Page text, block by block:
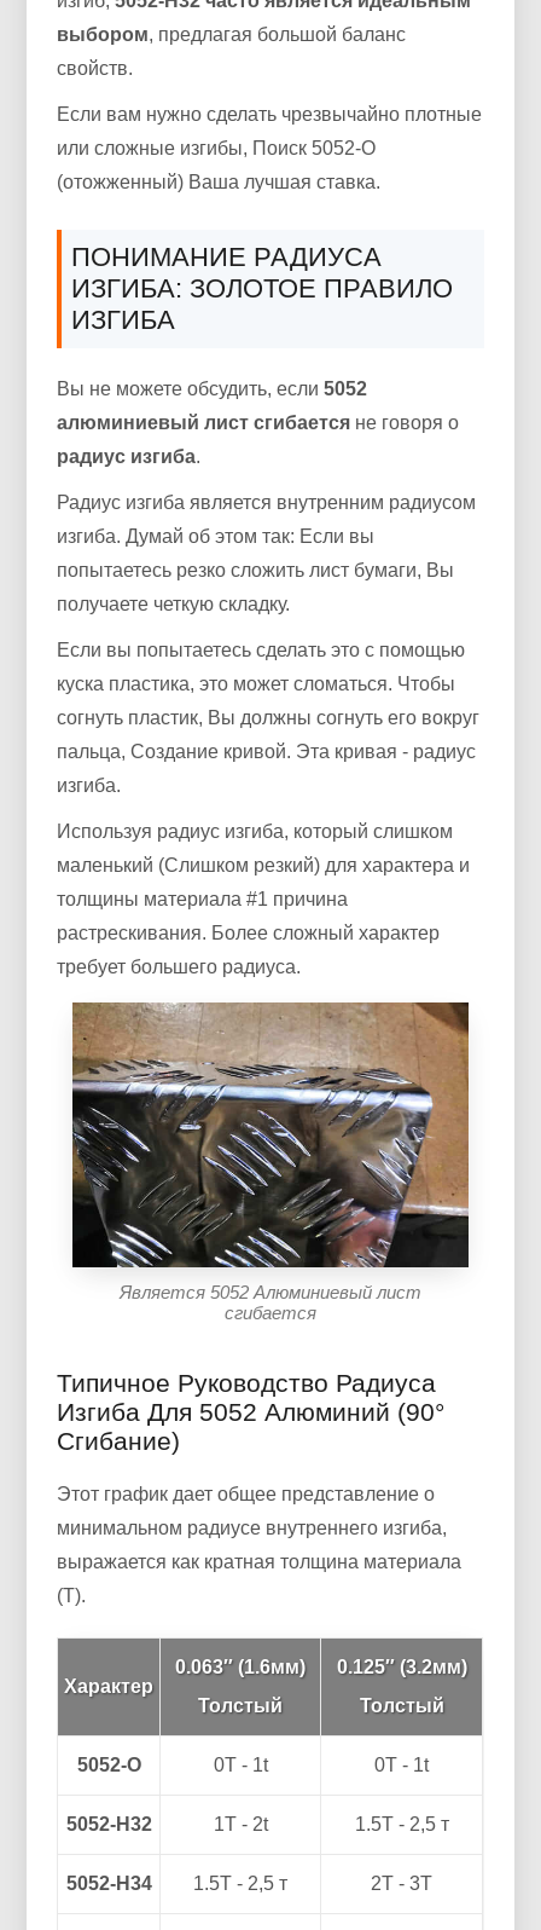
выбором, предлагая большой баланс
свойств.
Если вам нужно сделать чрезвычайно плотные
или сложные изгибы, Поиск 5052-O
(отожженный) Ваша лучшая ставка.
ПОНИМАНИЕ РАДИУСА
ИЗГИБА: ЗОЛОТОЕ ПРАВИЛО
ИЗГИБА
Вы не можете обсудить, если5052
алюминиевый лист сгибается не говоря о
радиус изгиба.
Радиус изгиба является внутренним радиусом
изгиба. Думай об этом так: Если вы
попытаетесь резко сложить лист бумаги, Вы
получаете четкую складку.
Если вы попытаетесь сделать это с помощью
куска пластика, это может сломаться. Чтобы
согнуть пластик, Вы должны согнуть его вокруг
пальца, Создание кривой. Эта кривая - радиус
изгиба.
Используя радиус изгиба, который слишком
маленький (Слишком резкий) для характера и
толщины материала #1 причина
растрескивания. Более сложный характер
требует большего радиуса.
Является 5052 Алюминиевый лист
сгибается
Типичное Руководство Радиуса
Изгиба Для 5052 Алюминий (90°
Сгибание)
Этот график дает общее представление о
минимальном радиусе внутреннего изгиба,
выражается как кратная толщина материала
(Т).
Характер
0.063″ (1.6мм)
Толстый
0.125″ (3.2мм)
Толстый
5052-О 0T - 1t 0T - 1t
5052-H32 1T - 2t 1.5Т - 2,5 т
5052-Н34 1.5Т - 2,5 т 2T - 3T